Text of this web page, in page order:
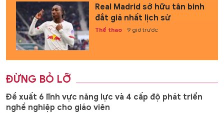
Real Madrid sở hữu tân binh
đắt giá nhất lịch sử
Thể thao 9 giờ trước
ĐỪNG BỎ LỠ
Đề xuất 6 lĩnh vực năng lực và 4 cấp độ phát triển
nghề nghiệp cho giáo viên